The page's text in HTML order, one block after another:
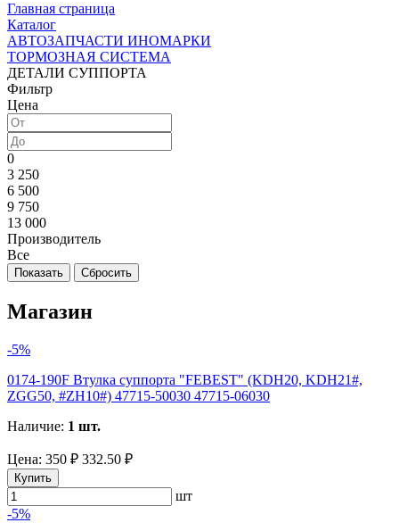
Главная страница
Каталог
АВТОЗАПЧАСТИ ИНОМАРКИ
ТОРМОЗНАЯ СИСТЕМА
ДЕТАЛИ СУППОРТА
Фильтр
Цена
0
3 250
6 500
9 750
13 000
Производитель
Все
Магазин
-5%
0174-190F Втулка суппорта "FEBEST" (KDH20, KDH21#,
ZGG50, #ZH10#) 47715-50030 47715-06030
Наличие: 1 шт.
Цена: 350 ₽ 332.50 ₽
Купить
шт
-5%